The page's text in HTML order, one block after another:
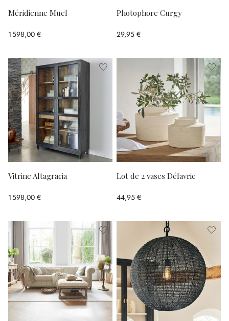
Méridienne Muel
1 598,00 €
Photophore Curgy
29,95 €
Vitrine Altagracia
1 598,00 €
Lot de 2 vases Délavrie
44,95 €